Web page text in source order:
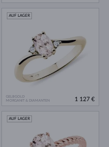
GELBGOLD
MORGANIT & DIAMANTEN
AUF LAGER
1 127 €
AUF LAGER